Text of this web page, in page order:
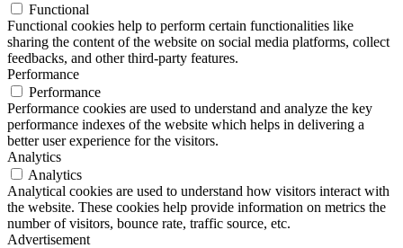
Functional
Functional cookies help to perform certain functionalities like
sharing the content of the website on social media platforms, collect
feedbacks, and other third-party features.
Performance
Performance
Performance cookies are used to understand and analyze the key
performance indexes of the website which helps in delivering a
better user experience for the visitors.
Analytics
Analytics
Analytical cookies are used to understand how visitors interact with
the website. These cookies help provide information on metrics the
number of visitors, bounce rate, traffic source, etc.
Advertisement